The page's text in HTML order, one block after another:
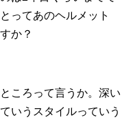
ってあのヘルメット
か？
ころって言うか。深い
いうスタイルっていう